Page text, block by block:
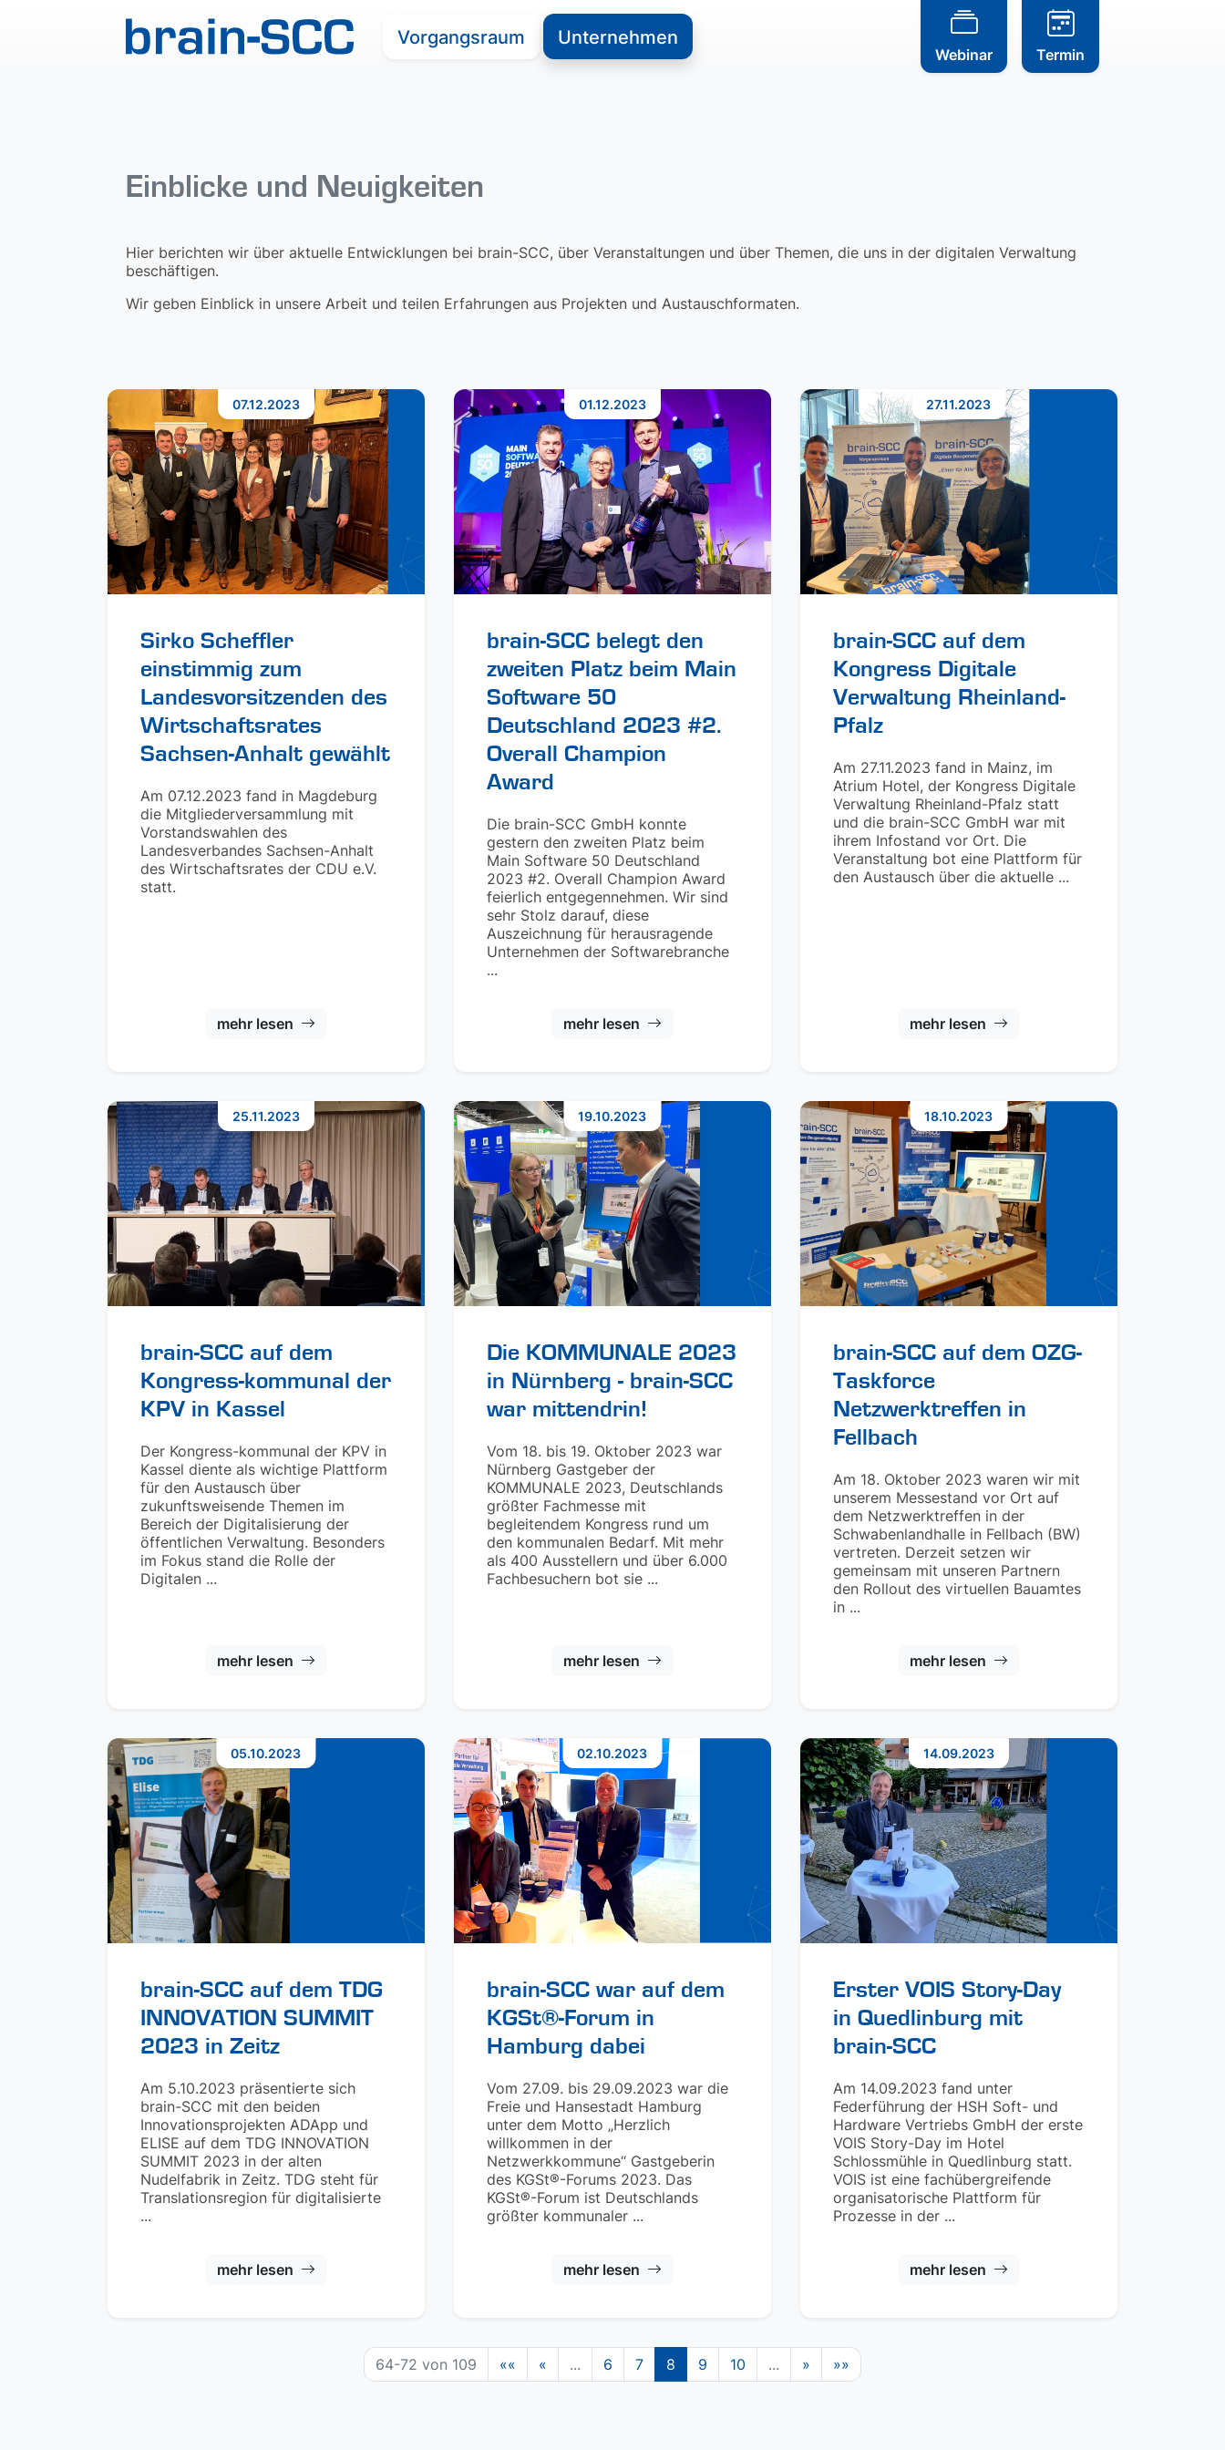
Vorgangsraum Unternehmen
Webinar Termin
Einblicke und Neuigkeiten
Hier berichten wir über aktuelle Entwicklungen bei brain-SCC, über Veranstaltungen und über Themen, die uns in der digitalen Verwaltung
beschäftigen.
Wir geben Einblick in unsere Arbeit und teilen Erfahrungen aus Projekten und Austauschformaten.
Sirko Scheffler
einstimmig zum
Landesvorsitzenden des
Wirtschaftsrates
Sachsen-Anhalt gewählt
Am 07.12.2023 fand in Magdeburg
die Mitgliederversammlung mit
Vorstandswahlen des
Landesverbandes Sachsen-Anhalt
des Wirtschaftsrates der CDU e.V.
statt.
mehr lesen
07.12.2023
brain-SCC belegt den
zweiten Platz beim Main
Software 50
Deutschland 2023 #2.
Overall Champion
Award
Die brain-SCC GmbH konnte
gestern den zweiten Platz beim
Main Software 50 Deutschland
2023 #2. Overall Champion Award
feierlich entgegennehmen. Wir sind
sehr Stolz darauf, diese
Auszeichnung für herausragende
Unternehmen der Softwarebranche
...
mehr lesen
01.12.2023
brain-SCC auf dem
Kongress Digitale
Verwaltung Rheinland-
Pfalz
Am 27.11.2023 fand in Mainz, im
Atrium Hotel, der Kongress Digitale
Verwaltung Rheinland-Pfalz statt
und die brain-SCC GmbH war mit
ihrem Infostand vor Ort. Die
Veranstaltung bot eine Plattform für
den Austausch über die aktuelle ...
mehr lesen
27.11.2023
brain-SCC auf dem
Kongress-kommunal der
KPV in Kassel
Der Kongress-kommunal der KPV in
Kassel diente als wichtige Plattform
für den Austausch über
zukunftsweisende Themen im
Bereich der Digitalisierung der
öffentlichen Verwaltung. Besonders
im Fokus stand die Rolle der
Digitalen ...
mehr lesen
25.11.2023
Die KOMMUNALE 2023
in Nürnberg - brain-SCC
war mittendrin!
Vom 18. bis 19. Oktober 2023 war
Nürnberg Gastgeber der
KOMMUNALE 2023, Deutschlands
größter Fachmesse mit
begleitendem Kongress rund um
den kommunalen Bedarf. Mit mehr
als 400 Ausstellern und über 6.000
Fachbesuchern bot sie ...
mehr lesen
19.10.2023
brain-SCC auf dem OZG-
Taskforce
Netzwerktreffen in
Fellbach
Am 18. Oktober 2023 waren wir mit
unserem Messestand vor Ort auf
dem Netzwerktreffen in der
Schwabenlandhalle in Fellbach (BW)
vertreten. Derzeit setzen wir
gemeinsam mit unseren Partnern
den Rollout des virtuellen Bauamtes
in ...
mehr lesen
18.10.2023
brain-SCC auf dem TDG
INNOVATION SUMMIT
2023 in Zeitz
Am 5.10.2023 präsentierte sich
brain-SCC mit den beiden
Innovationsprojekten ADApp und
ELISE auf dem TDG INNOVATION
SUMMIT 2023 in der alten
Nudelfabrik in Zeitz. TDG steht für
Translationsregion für digitalisierte
...
mehr lesen
05.10.2023
brain-SCC war auf dem
KGSt®-Forum in
Hamburg dabei
Vom 27.09. bis 29.09.2023 war die
Freie und Hansestadt Hamburg
unter dem Motto „Herzlich
willkommen in der
Netzwerkkommune“ Gastgeberin
des KGSt®-Forums 2023. Das
KGSt®-Forum ist Deutschlands
größter kommunaler ...
mehr lesen
02.10.2023
Erster VOIS Story-Day
in Quedlinburg mit
brain-SCC
Am 14.09.2023 fand unter
Federführung der HSH Soft- und
Hardware Vertriebs GmbH der erste
VOIS Story-Day im Hotel
Schlossmühle in Quedlinburg statt.
VOIS ist eine fachübergreifende
organisatorische Plattform für
Prozesse in der ...
mehr lesen
14.09.2023
64-72 von 109 «« « ... 6 7 8 9 10 ... » »»